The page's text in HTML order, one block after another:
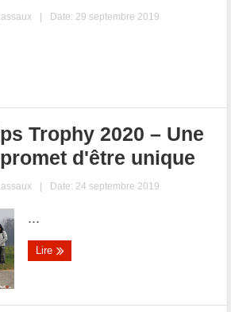
| Date: 29 septembre 2019
Trophy 2020 – Une
d'être unique
| Date: 24 septembre 2019
...
Lire